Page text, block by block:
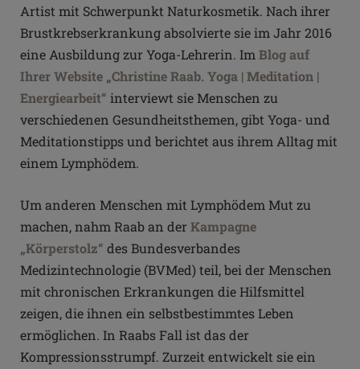
Artist mit Schwerpunkt Naturkosmetik. Nach ihrer
Brustkrebserkrankung absolvierte sie im Jahr 2016
eine Ausbildung zur Yoga-Lehrerin. ImBlog auf
Ihrer Website „Christine Raab. Yoga | Meditation |
Energiearbeit“ interviewt sie Menschen zu
verschiedenen Gesundheitsthemen, gibt Yoga- und
Meditationstipps und berichtet aus ihrem Alltag mit
einem Lymphödem.
Um anderen Menschen mit Lymphödem Mut zu
machen, nahm Raab an der Kampagne
„Körperstolz“ des Bundesverbandes
Medizintechnologie (BVMed) teil, bei der Menschen
mit chronischen Erkrankungen die Hilfsmittel
zeigen, die ihnen ein selbstbestimmtes Leben
ermöglichen. In Raabs Fall ist das der
Kompressionsstrumpf. Zurzeit entwickelt sie ein